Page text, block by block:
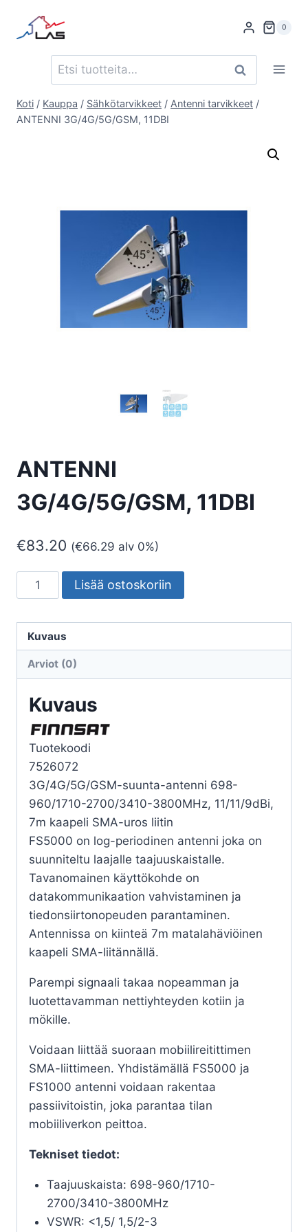
sisältöön
0
Etsi: Haku
Koti / Kauppa / Sähkötarvikkeet / Antenni tarvikkeet /
ANTENNI 3G/4G/5G/GSM, 11DBI
ANTENNI
3G/4G/5G/GSM, 11DBI
€83.20 (€66.29 alv 0%)
ANTENNI
3G/4G/5G/GSM,
määrä
Lisää ostoskoriin
Kuvaus
Arviot (0)
Kuvaus
Tuotekoodi
7526072
3G/4G/5G/GSM-suunta-antenni 698-
960/1710-2700/3410-3800MHz, 11/11/9dBi,
7m kaapeli SMA-uros liitin
FS5000 on log-periodinen antenni joka on
suunniteltu laajalle taajuuskaistalle.
Tavanomainen käyttökohde on
datakommunikaation vahvistaminen ja
tiedonsiirtonopeuden parantaminen.
Antennissa on kiinteä 7m matalahäviöinen
kaapeli SMA-liitännällä.
Parempi signaali takaa nopeamman ja
luotettavamman nettiyhteyden kotiin ja
mökille.
Voidaan liittää suoraan mobiilireitittimen
SMA-liittimeen. Yhdistämällä FS5000 ja
FS1000 antenni voidaan rakentaa
passiivitoistin, joka parantaa tilan
mobiiliverkon peittoa.
Tekniset tiedot:
Taajuuskaista: 698-960/1710-
2700/3410-3800MHz
VSWR: <1,5/ 1,5/2-3